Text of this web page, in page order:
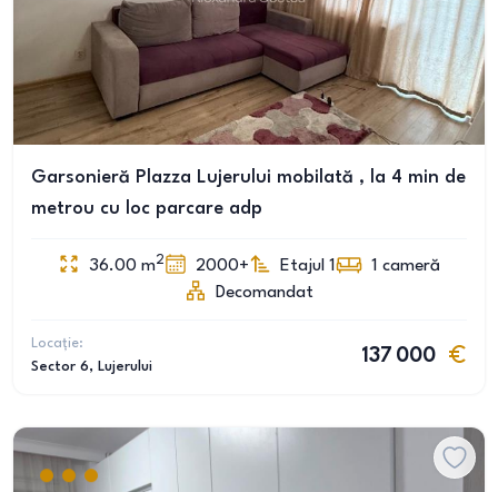
Garsonieră Plazza Lujerului mobilată , la 4 min de
metrou cu loc parcare adp
36.00 m2 2000+ Etajul 1 1 cameră
Decomandat
Locație:
Sector 6, Lujerului
137 000